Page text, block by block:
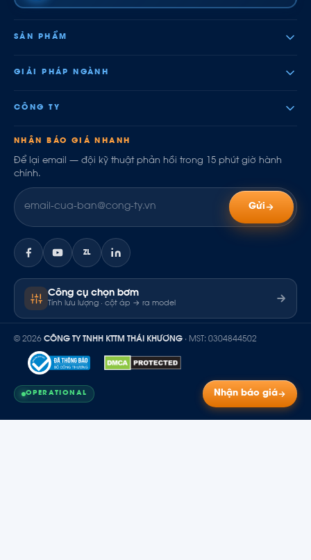
SẢN PHẨM
GIẢI PHÁP NGÀNH
CÔNG TY
NHẬN BÁO GIÁ NHANH
Để lại email — đội kỹ thuật phản hồi trong 15 phút giờ hành
chính.
Gửi
ZL
Công cụ chọn bơm
Tính lưu lượng · cột áp → ra model
© 2026 CÔNG TY TNHH KTTM THÁI KHƯƠNG · MST: 0304844502
OPERATIONAL Nhận báo giá